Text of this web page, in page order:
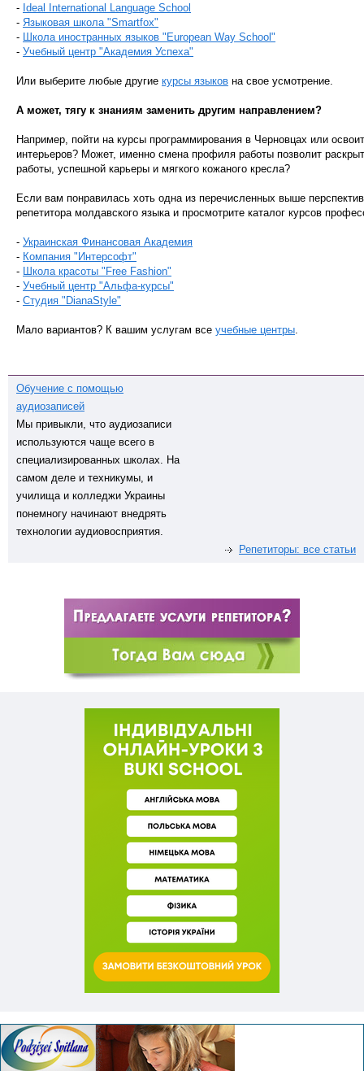
- Ideal International Language School
- Языковая школа "Smartfox"
-
Школа иностранных языков "European Way School"
- Учебный центр "Академия Успеха"
Или выберите любые другие курсы языков на свое усмотрение.
А может, тягу к знаниям заменить другим направлением?
Например, пойти на курсы программирования в Черновцах или
интерьеров? Может, именно смена профиля работы позволит
работы, успешной карьеры и мягкого кожаного кресла?
Если вам понравилась хоть одна из перечисленных выше
репетитора молдавского языка и просмотрите каталог курсов
- Украинская Финансовая Академия
- Компания "Интерсофт"
-
Школа красоты "Free Fashion"
- Учебный центр "Альфа-курсы"
- Студия "DianaStyle"
Мало вариантов? К вашим услугам все учебные центры
Обучение с помощью
аудиозаписей
Мы привыкли, что аудиозаписи
используются чаще всего в
специализированных школах. На
самом деле и техникумы, и
училища и колледжи Украины
понемногу начинают внедрять
технологии аудиовосприятия.
Репетиторы: все статьи